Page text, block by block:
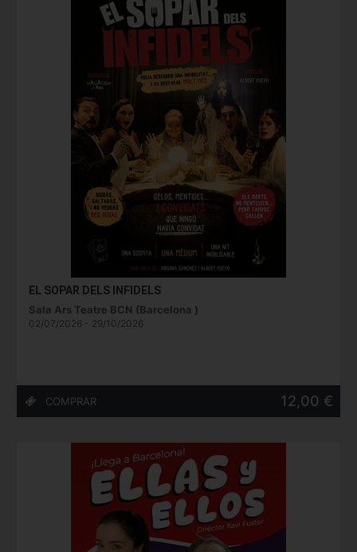
EL SOPAR DELS INFIDELS
Sala Ars Teatre BCN (Barcelona )
02/07/2026 - 29/10/2026
12,00 €